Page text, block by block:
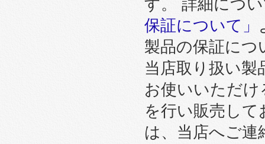
す。 詳細につ
保証について」
製品の保証につ
当店取り扱い
お使いいただけ
を行い販売し
は、当店へご